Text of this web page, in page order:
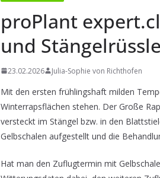
proPlant
und
23.02.2026 Julia-Sophie von Richthofen
Mit den ersten frühlingshaft milden
Winterrapsflächen stehen. Der Große
versteckt im Stängel bzw. in den
Gelbschalen aufgestellt und die
Hat man den Zuflugtermin mit